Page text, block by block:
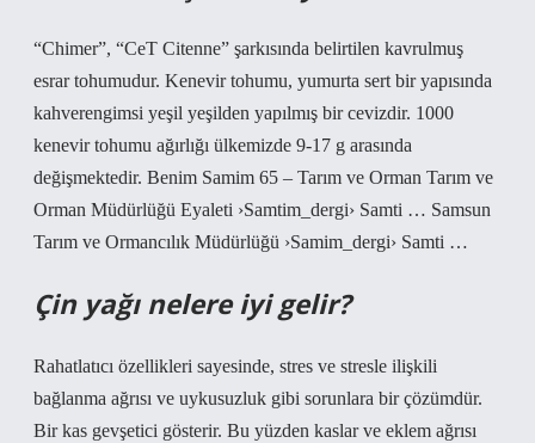
“Chimer”, “CeT Citenne” şarkısında belirtilen kavrulmuş
esrar tohumudur. Kenevir tohumu, yumurta sert bir yapısında
kahverengimsi yeşil yeşilden yapılmış bir cevizdir. 1000
kenevir tohumu ağırlığı ülkemizde 9-17 g arasında
değişmektedir. Benim Samim 65 – Tarım ve Orman Tarım ve
Orman Müdürlüğü Eyaleti ›Samtim_dergi› Samti … Samsun
Tarım ve Ormancılık Müdürlüğü ›Samim_dergi› Samti …
Çin yağı nelere iyi gelir?
Rahatlatıcı özellikleri sayesinde, stres ve stresle ilişkili
bağlanma ağrısı ve uykusuzluk gibi sorunlara bir çözümdür.
Bir kas gevşetici gösterir. Bu yüzden kaslar ve eklem ağrısı